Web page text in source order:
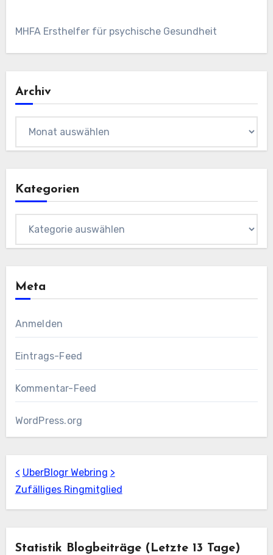
MHFA Ersthelfer für psychische Gesundheit
Archiv
Kategorien
Meta
Anmelden
Eintrags-Feed
Kommentar-Feed
WordPress.org
< UberBlogr Webring >
Zufälliges Ringmitglied
Statistik Blogbeiträge (letzte 13 Tage)